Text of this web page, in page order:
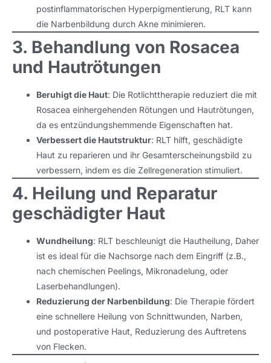
postinflammatorischen Hyperpigmentierung, RLT kann
die Narbenbildung durch Akne minimieren.
3. Behandlung von Rosacea
und Hautrötungen
Beruhigt die Haut: Die Rotlichttherapie reduziert die mit
Rosacea einhergehenden Rötungen und Hautrötungen,
da es entzündungshemmende Eigenschaften hat.
Verbessert die Hautstruktur: RLT hilft, geschädigte
Haut zu reparieren und ihr Gesamterscheinungsbild zu
verbessern, indem es die Zellregeneration stimuliert.
4. Heilung und Reparatur
geschädigter Haut
Wundheilung: RLT beschleunigt die Hautheilung, Daher
ist es ideal für die Nachsorge nach dem Eingriff (z.B.,
nach chemischen Peelings, Mikronadelung, oder
Laserbehandlungen).
Reduzierung der Narbenbildung: Die Therapie fördert
eine schnellere Heilung von Schnittwunden, Narben,
und postoperative Haut, Reduzierung des Auftretens
von Flecken.